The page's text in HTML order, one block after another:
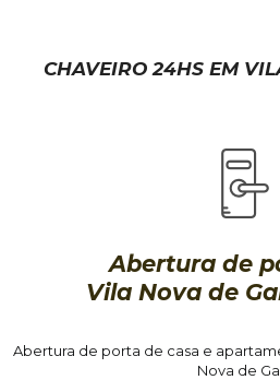
CHAVEIRO 24HS EM
Abertura de
Vila Nova de
Abertura de porta de casa e
Nova de